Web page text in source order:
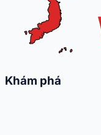
Khám phá